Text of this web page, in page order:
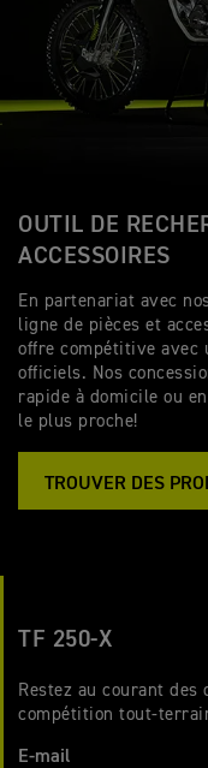
OUTIL DE
ACCESSOIRES
En partenariat avec
ligne de pièces et
offre compétitive avec
officiels. Nos
rapide à domicile ou
le plus proche!
TROUVER DES
TF 250-X
Restez au courant
compétition tout-
E-mail